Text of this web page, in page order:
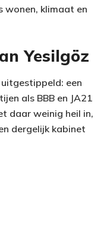
wonen, klimaat en
Yesilgöz
een
als BBB en JA21
daar weinig heil in,
dergelijk kabinet